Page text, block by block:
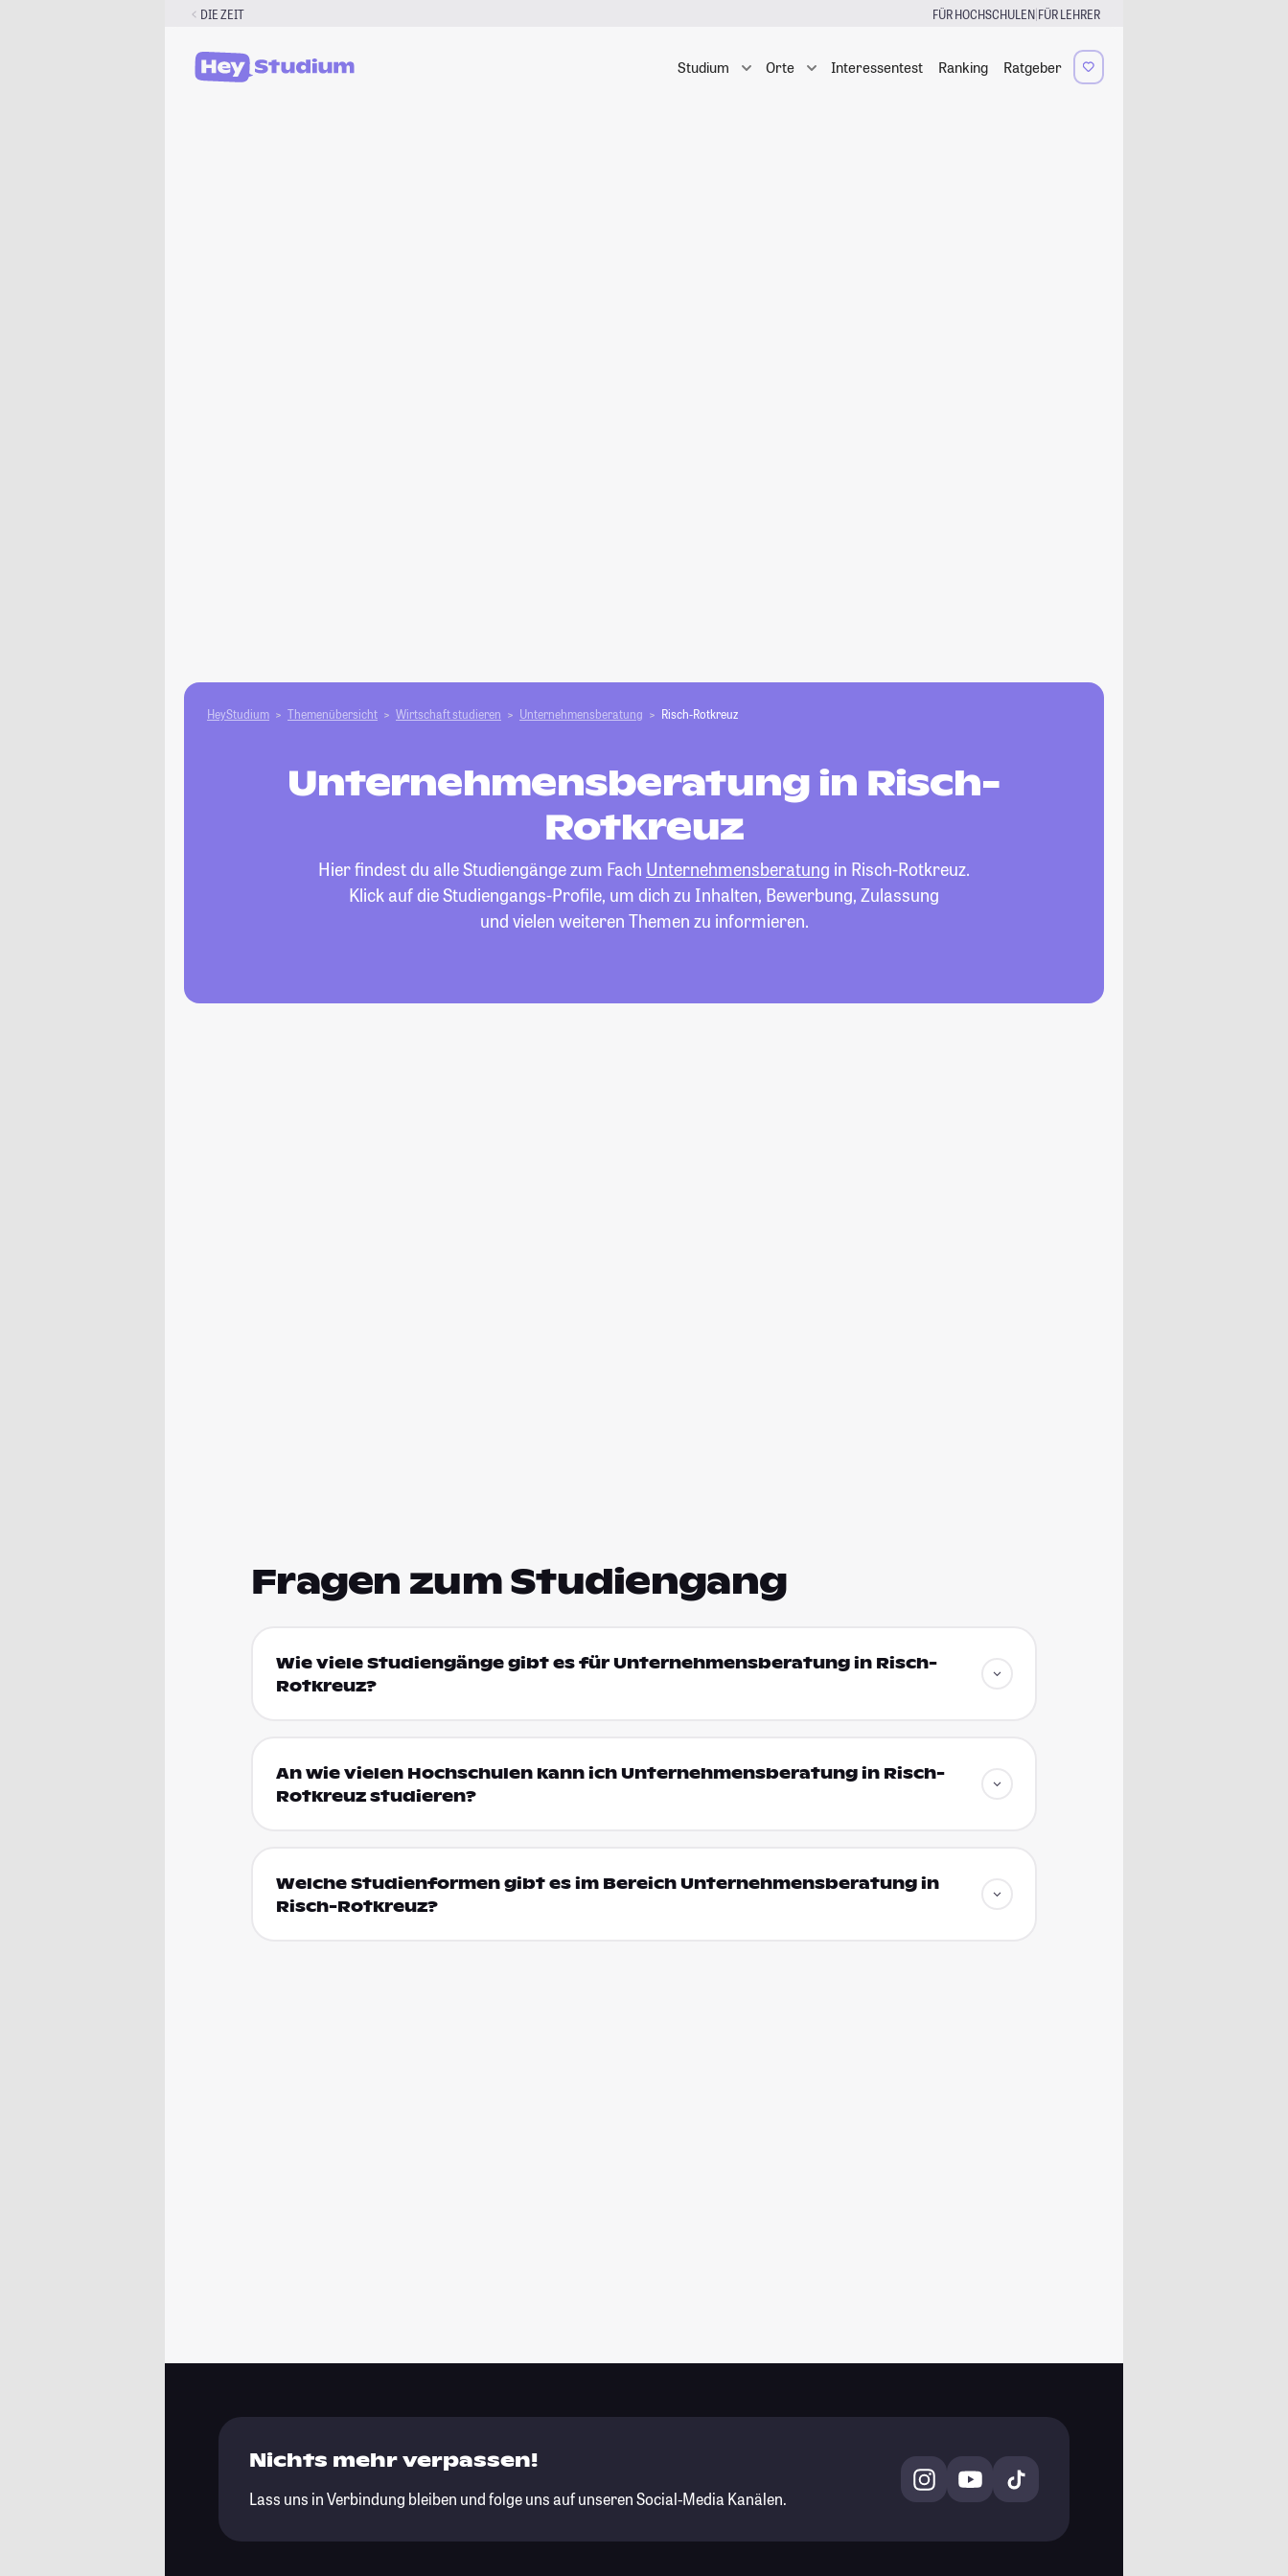
DIE ZEIT FÜR HOCHSCHULEN|FÜR LEHRER
Studium Orte Interessentest Ranking Ratgeber
HeyStudium Themenübersicht Wirtschaft studieren Unternehmensberatung Risch-Rotkreuz
Unternehmensberatung in Risch-
Rotkreuz
Hier findest du alle Studiengänge zum Fach Unternehmensberatung in Risch-Rotkreuz.
Klick auf die Studiengangs-Profile, um dich zu Inhalten, Bewerbung, Zulassung
und vielen weiteren Themen zu informieren.
Fragen zum Studiengang
Wie viele Studiengänge gibt es für Unternehmensberatung in Risch-
Rotkreuz?
An wie vielen Hochschulen kann ich Unternehmensberatung in Risch-
Rotkreuz studieren?
Welche Studienformen gibt es im Bereich Unternehmensberatung in
Risch-Rotkreuz?
Nichts mehr verpassen!
Lass uns in Verbindung bleiben und folge uns auf unseren Social-Media Kanälen.